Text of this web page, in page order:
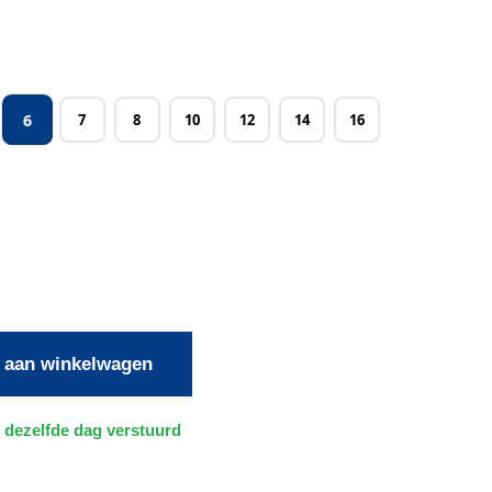
6 7 8 10 12 14 16
aan winkelwagen
dag verstuurd